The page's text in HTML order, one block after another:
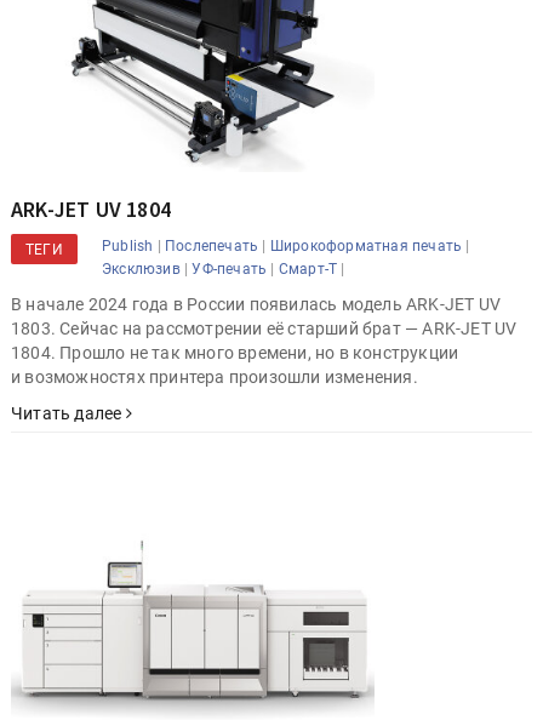
ARK-JET UV 1804
ТЕГИ Publish | Послепечать | Широкоформатная печать |
Эксклюзив|УФ-печать | Смарт-Т |
В начале 2024 года в России появилась модель ARK-JET UV
1803. Сейчас на рассмотрении её старший брат — ARK-JET UV
1804. Прошло не так много времени, но в конструкции
и возможностях принтера произошли изменения.
Читать далее